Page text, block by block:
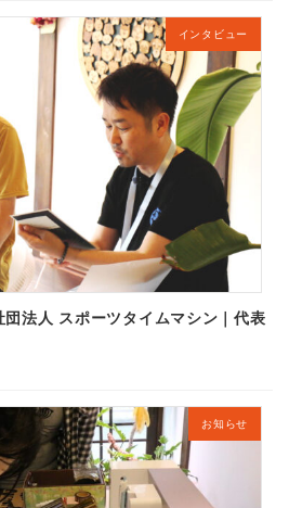
インタビュー
法人 スポーツタイムマシン｜代表
お知らせ